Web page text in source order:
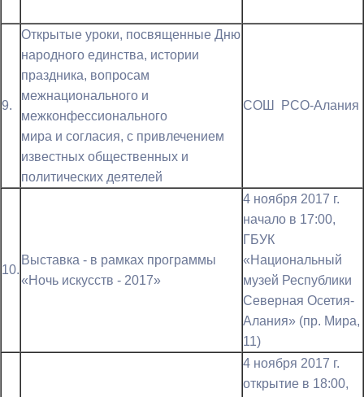
9.
Открытые уроки, посвященные Дню
народного единства, истории
праздника, вопросам
межнационального и
межконфессионального
мира и согласия, с привлечением
известных общественных и
политических деятелей
СОШ РСО-Алания
10.
Выставка - в рамках программы
«Ночь искусств - 2017»
4 ноября 2017 г.
начало в 17:00,
ГБУК
«Национальный
музей Республики
Северная Осетия-
Алания» (пр. Мира,
11)
4 ноября 2017 г.
открытие в 18:00,